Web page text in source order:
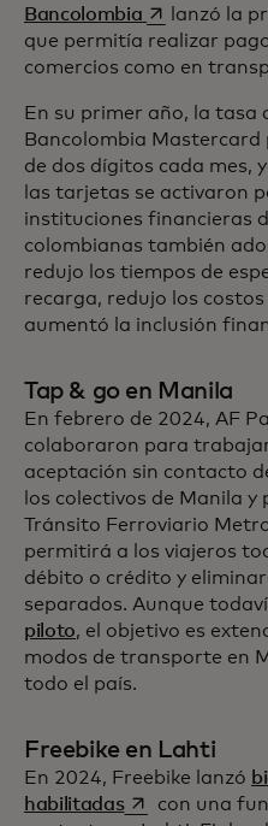
Bancolombia se abre en
lanzó la
que permitía realizar
comercios como en
En su primer año, la tasa
Bancolombia
de dos dígitos cada mes,
las tarjetas se activaron
instituciones financieras
colombianas también
redujo los tiempos de
recarga, redujo los
aumentó la inclusión
Tap & go en Manila
En febrero de 2024, AF
colaboraron para
aceptación sin contacto
los colectivos de Manila
Tránsito Ferroviario
permitirá a los viajeros
débito o crédito y
separados. Aunque
piloto, el objetivo es
modos de transporte en
todo el país.
Freebike en Lahti
En 2024, Freebike lanzó
habilitadasse abre en una
con una